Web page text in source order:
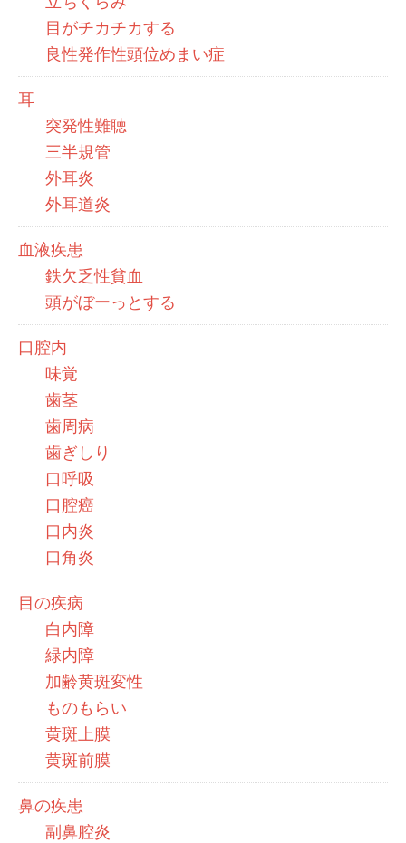
目がチカチカする
良性発作性頭位めまい症
耳
突発性難聴
三半規管
外耳炎
外耳道炎
血液疾患
鉄欠乏性貧血
頭がぼーっとする
口腔内
味覚
歯茎
歯周病
歯ぎしり
口呼吸
口腔癌
口内炎
口角炎
目の疾病
白内障
緑内障
加齢黄斑変性
ものもらい
黄斑上膜
黄斑前膜
鼻の疾患
副鼻腔炎